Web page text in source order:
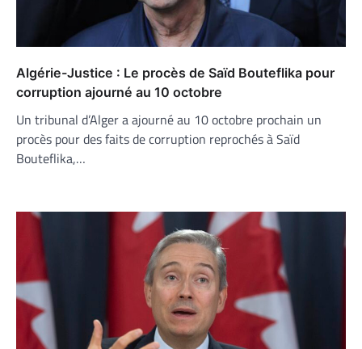
Algérie-Justice : Le procès de Saïd Bouteflika pour
corruption ajourné au 10 octobre
Un tribunal d’Alger a ajourné au 10 octobre prochain un
procès pour des faits de corruption reprochés à Saïd
Bouteflika,…